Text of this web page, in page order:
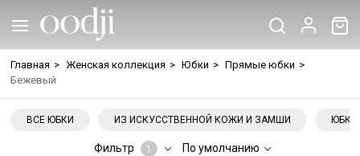
Главная > Женская коллекция > Юбки > Прямые юбки >
Бежевый
ВСЕ ЮБКИ ИЗ ИСКУССТВЕННОЙ КОЖИ И ЗАМШИ
Фильтр 1 По умолчанию